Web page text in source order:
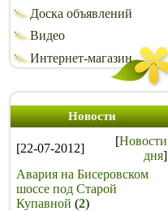
Доска объявлений
Видео
Интернет-магазин
Новости
[22-07-2012]
[Новости
дня]
Авария на Бисеровском
шоссе под Старой
Купавной (2)